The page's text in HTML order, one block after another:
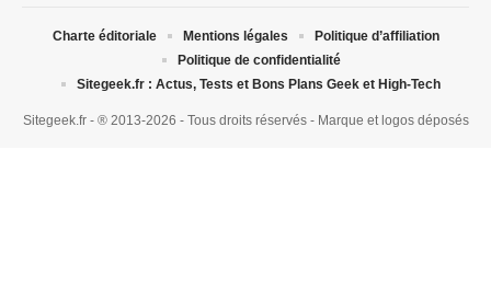
Sitegeek.fr - ® 2013-2026 - Tous droits réservés - Marque et logos déposés
Charte éditoriale Mentions légales
Politique d’affiliation
Politique de confidentialité
Sitegeek.fr : Actus, Tests et Bons Plans Geek et High-Tech